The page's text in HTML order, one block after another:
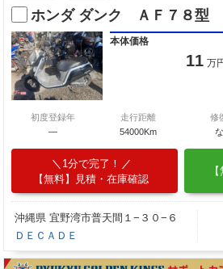
ホンダ ダンク ＡＦ７８型
本体価格
11 万
初度登録年
―
走行距離
54000Km
修
1分で完了！
【無料】見積・在庫確認
沖縄県 宜野湾市普天間１−３０−６
ＤＥＣＡＤＥ